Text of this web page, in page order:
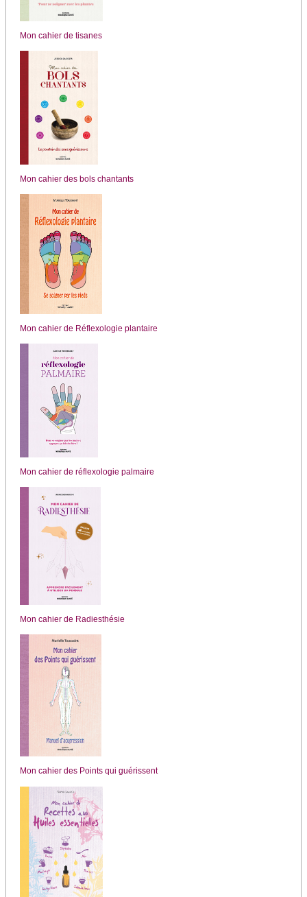
Mon cahier de tisanes
Mon cahier des bols chantants
Mon cahier de Réflexologie plantaire
Mon cahier de réflexologie palmaire
Mon cahier de Radiesthésie
Mon cahier des Points qui guérissent